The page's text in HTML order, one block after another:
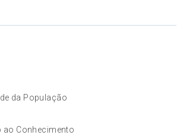
da População
ao Conhecimento